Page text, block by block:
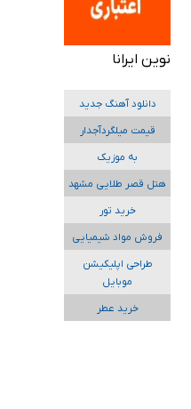
نوین ایرانا
دانلود آهنگ جدید
قیمت میلگردآجدار
به موزیک
هتل قصر طلایی مشهد
خرید تور
فروش مواد شیمیایی
طراحی اپلیکیشن
موبایل
خرید عطر